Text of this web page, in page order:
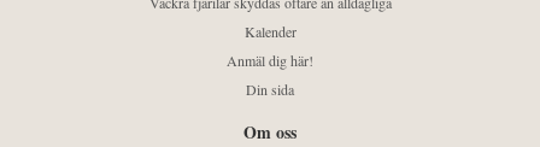
Kalender
Anmäl dig här!
Din sida
Om oss